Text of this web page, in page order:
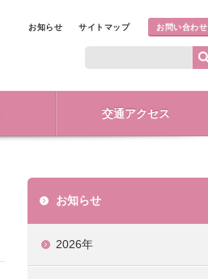
お知らせ サイトマップ お問い合わせ
交通アクセス
お知らせ
2026年